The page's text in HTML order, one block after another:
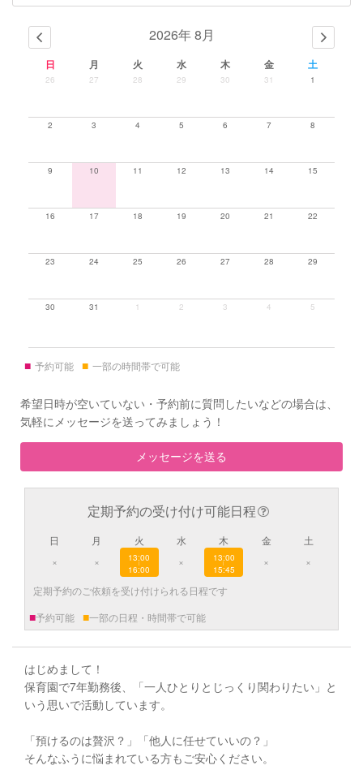
2026年 8月
日 月 火 水 木 金 土
26 27 28 29 30 31 1
2 3 4 5 6 7 8
9 10 11 12 13 14 15
16 17 18 19 20 21 22
23 24 25 26 27 28 29
30 31 1 2 3 4 5
■ 予約可能 ■ 一部の時間帯で可能
希望日時が空いていない・予約前に質問したいなどの場合は、
気軽にメッセージを送ってみましょう！
メッセージを送る
定期予約の受け付け可能日程
日
×
月
×
火
13:00
|
16:00
水
×
木
13:00
|
15:45
金
×
土
×
定期予約のご依頼を受け付けられる日程です
■予約可能 ■一部の日程・時間帯で可能
はじめまして！
保育園で7年勤務後、「一人ひとりとじっくり関わりたい」と
いう思いで活動しています。
「預けるのは贅沢？」「他人に任せていいの？」
そんなふうに悩まれている方もご安心ください。